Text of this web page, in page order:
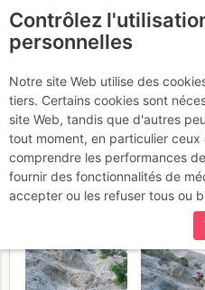
certaines pages ne sont plus
incomplètes, déconnectez-vous
compte sur le site.
Évenos
Destel) -
diable : Vol
2017
Contrôlez
personnelles
Notre site Web utilise des
tiers. Certains cookies sont
site Web, tandis que d'autres
tout moment, en particulier
comprendre les performances
fournir des fonctionnalités de
accepter ou les refuser tous ou